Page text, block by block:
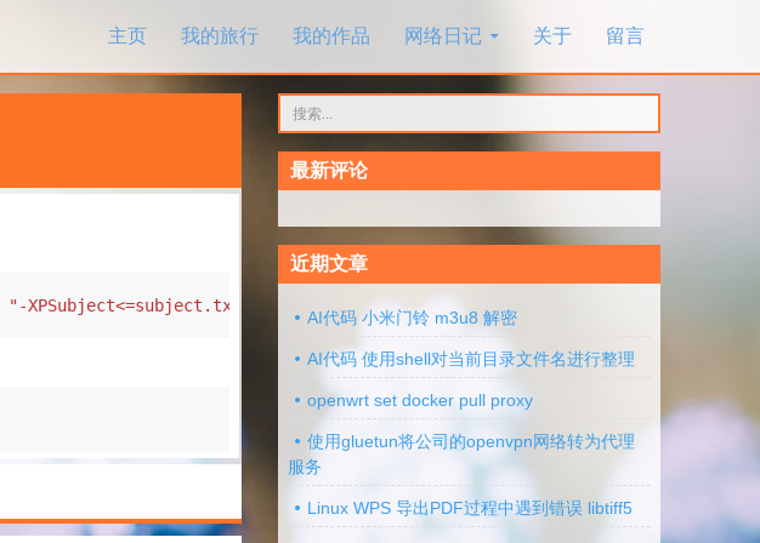
主页
我的旅行 我的作品 网络日记 关于 留言
"-XPSubject<=subject.txt"
索：
最新评论
近期文章
AI代码 小米门铃 m3u8 解密
AI代码 使用shell对当前目录文件名进行整理
openwrt set docker pull proxy
使用gluetun将公司的openvpn网络转为代理
服务
Linux WPS 导出PDF过程中遇到错误 libtiff5